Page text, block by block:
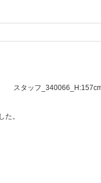
スタッフ
。